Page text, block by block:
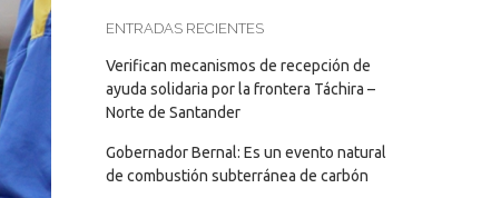
ENTRADAS RECIENTES
Verifican mecanismos de recepción de
ayuda solidaria por la frontera Táchira –
Norte de Santander
Gobernador Bernal: Es un evento natural
de combustión subterránea de carbón